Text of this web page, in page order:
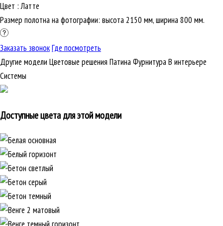
Цвет :Латте
Размер полотна на фотографии: высота 2150 мм, ширина 800 мм.
Заказать звонокГде посмотреть
Другие модели Цветовые решения ПатинаФурнитураВ интерьере
Cистемы
Доступные цвета для этой модели